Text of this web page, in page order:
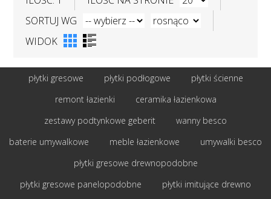
SORTUJ WG
WIDOK
płytki gresowe płytki podłogowe
płytki ścienne
remont łazienki
ceramika łazienkowa
zestawy podtynkowe geberit
wanny besco
baterie umywalkowe
meble łazienkowe
umywalki besco
płytki gresowe drewnopodobne
płytki gresowe panelopodobne
płytki imitujące drewno